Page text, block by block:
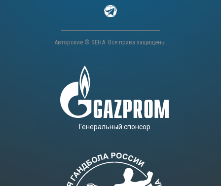
Авторские © SEHA. Все права защищены.
Генеральный спонсор